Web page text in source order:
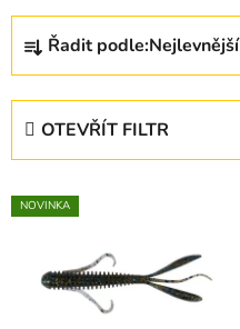
Ř
z
p
Řadit podle:Nejlevnější
OTEVŘÍT FILTR
V
ý
NOVINKA